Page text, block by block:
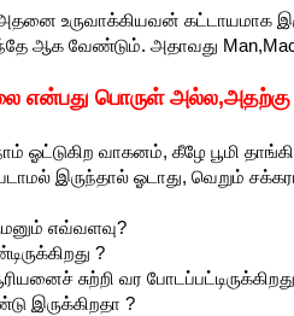
உருவாக்கியவன் கட்டாயமாக
ஆக வேண்டும். அதாவது
என்பது பொருள் அல்ல,அதற்கு
ஓட்டுகிற வாகனம், கீழே பூமி
இருந்தால் ஓடாது, வெறும்
எவ்வளவு?
?
சுற்றி வர
இருக்கிறதா ?